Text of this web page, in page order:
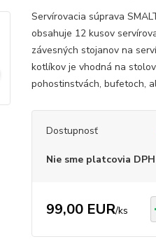
Servírovacia súprava
obsahuje 12 kusov
závesných stojanov na
kotlíkov je vhodná na
pohostinstvách, bufetoch,
Dostupnosť
Nie sme platcovia DPH
99,00 EUR/ks